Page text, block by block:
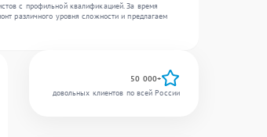
с профильной квалификацией. За время
различного уровня сложности и предлагаем
50 000+
довольных клиентов по всей России